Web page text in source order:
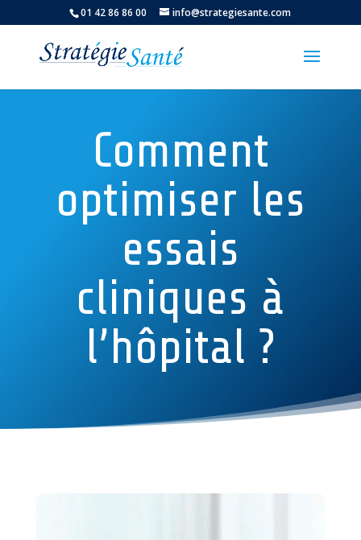
01 42 86 86 00 info@strategiesante.com
Comment
optimiser les
essais
cliniques à
l’hôpital ?